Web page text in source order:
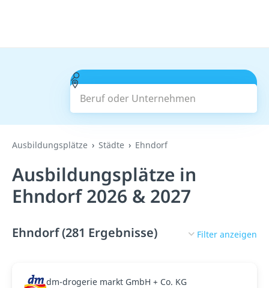
Beruf oder Unternehmen
Suchen
Ausbildungsplätze Städte Ehndorf
Ausbildungsplätze in
Ehndorf 2026 & 2027
Ehndorf (281 Ergebnisse) Filter anzeigen
dm-drogerie markt GmbH + Co. KG